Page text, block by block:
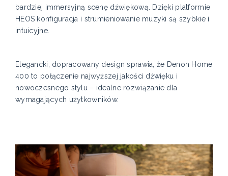
bardziej immersyjną scenę dźwiękową. Dzięki platformie
HEOS konfiguracja i strumieniowanie muzyki są szybkie i
intuicyjne.
Elegancki, dopracowany design sprawia, że Denon Home
400 to połączenie najwyższej jakości dźwięku i
nowoczesnego stylu – idealne rozwiązanie dla
wymagających użytkowników.